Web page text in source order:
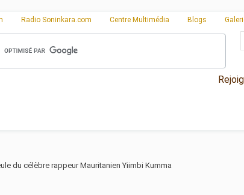
Radio Soninkara.com Centre Multimédia Blogs
du célèbre rappeur Mauritanien Yiimbi Kumma